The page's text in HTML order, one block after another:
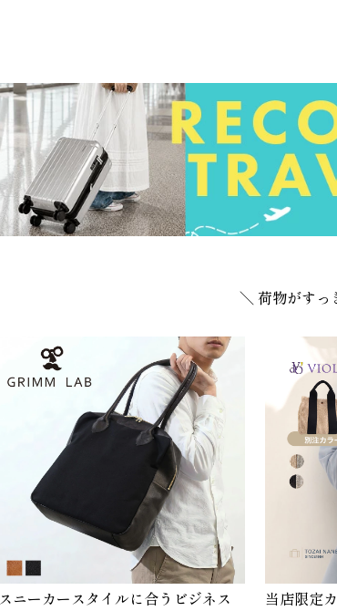
＼ 荷物がすっ
スニーカースタイルに合うビジネス
当店限定